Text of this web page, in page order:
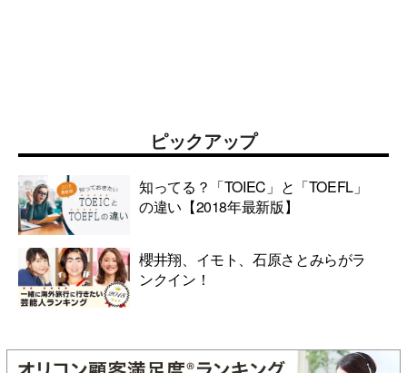
ピックアップ
知ってる？「TOIEC」と「TOEFL」
の違い【2018年最新版】
櫻井翔、イモト、石原さとみらがラ
ンクイン！